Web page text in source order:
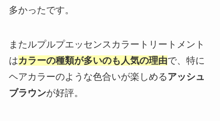
多かったです。
またルプルプエッセンスカラートリートメント
はカラーの種類が多いのも人気の理由で、特に
ヘアカラーのような色合いが楽しめるアッシュ
ブラウンが好評。